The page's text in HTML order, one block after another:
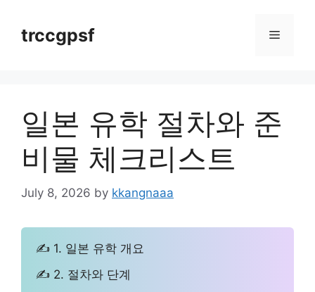
contenttrccgpsf Menu
일본 유학 절차와 준
비물 체크리스트
July 8, 2026 by kkangnaaa
✍ 1. 일본 유학 개요
✍ 2. 절차와 단계